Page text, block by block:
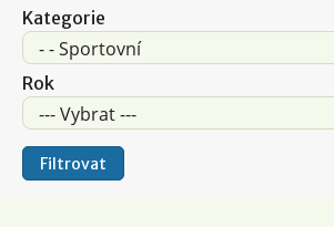
Kategorie
Rok